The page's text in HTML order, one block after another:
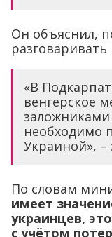
Он объяснил,
«В
венгерское
необходимо
Украиной», –
По словам
имеет
украинцев,
с учётом